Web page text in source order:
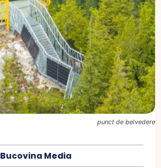
punct de belvedere
Bucovina Media